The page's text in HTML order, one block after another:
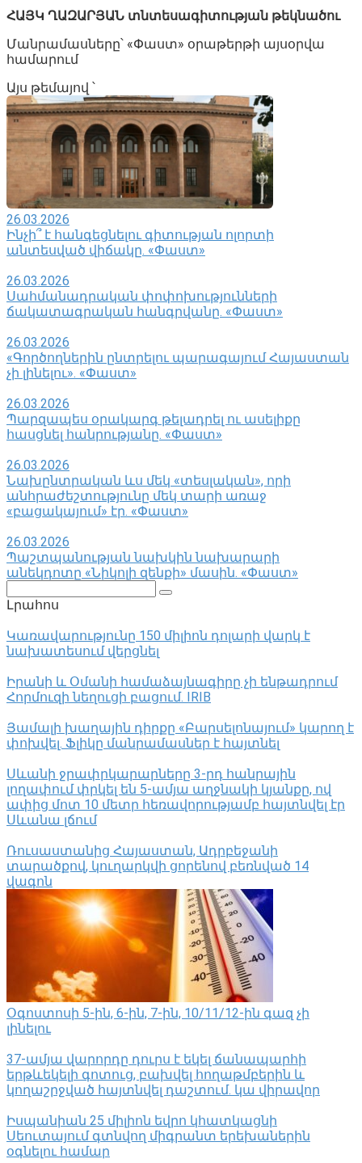
ՀԱՅԿ ՂԱԶԱՐՅԱՆ տնտեսագիտության թեկնածու
Մանրամասները՝ «Փաստ» օրաթերթի այսօրվա
համարում
Այս թեմայով ՝
26.03.2026
Ինչի՞ է հանգեցնելու գիտության ոլորտի
անտեսված վիճակը. «Փաստ»
26.03.2026
Սահմանադրական փոփոխությունների
ճակատագրական հանգրվանը. «Փաստ»
26.03.2026
«Գործողներին ընտրելու պարագայում Հայաստան
չի լինելու». «Փաստ»
26.03.2026
Պարզապես օրակարգ թելադրել ու ասելիքը
հասցնել հանրությանը. «Փաստ»
26.03.2026
Նախընտրական ևս մեկ «տեսլական», որի
անհրաժեշտությունը մեկ տարի առաջ
«բացակայում» էր. «Փաստ»
26.03.2026
Պաշտպանության նախկին նախարարի
անեկդոտը «Նիկոլի զենքի» մասին. «Փաստ»
Լրահոս
Կառավարությունը 150 միլիոն դոլարի վարկ է
նախատեսում վերցնել
Իրանի և Օմանի համաձայնագիրը չի ենթադրում
Հորմուզի նեղուցի բացում. IRIB
Յամալի խաղային դիրքը «Բարսելոնայում» կարող է
փոխվել․ Ֆլիկը մանրամասներ է հայտնել
Սևանի ջրափրկարարները 3-րդ հանրային
լողափում փրկել են 5-ամյա աղջնակի կյանքը, ով
ափից մոտ 10 մետր հեռավորությամբ հայտնվել էր
Սևանա լճում
Ռուսաստանից Հայաստան, Ադրբեջանի
տարածքով, կուղարկվի ցորենով բեռնված 14
վագոն
Օգոստոսի 5-ին, 6-ին, 7-ին, 10/11/12-ին գազ չի
լինելու
37-ամյա վարորդը դուրս է եկել ճանապարհի
երթևեկելի գոտուց, բախվել հողաթմբերին և
կողաշրջված հայտնվել դաշտում․ կա վիրավոր
Իսպանիան 25 միլիոն եվրո կհատկացնի
Սեուտայում գտնվող միգրանտ երեխաներին
օգնելու համար